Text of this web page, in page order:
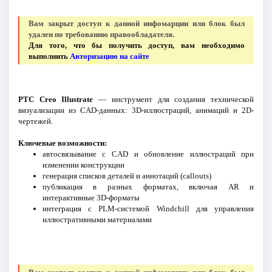
Вам закрыт доступ к данной инфомарции или блок был
удален по требованию правообладателя.
Для того, что бы получить доступ, вам необходимо
выполнитьАвторизацию на сайте
PTC Creo Illustrate — инструмент для создания технической
визуализации из CAD-данных: 3D-иллюстраций, анимаций и 2D-
чертежей.
Ключевые возможности:
автосвязывание с CAD и обновление иллюстраций при
изменении конструкции
генерация списков деталей и аннотаций (callouts)
публикация в разных форматах, включая AR и
интерактивные 3D-форматы
интеграция с PLM-системой Windchill для управления
иллюстративными материалами